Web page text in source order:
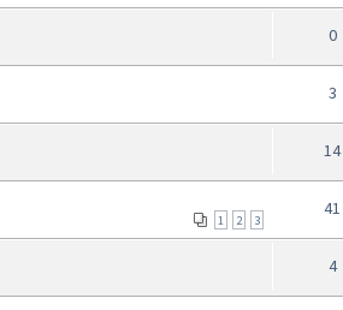
0
3
14
1 2 3
41
4